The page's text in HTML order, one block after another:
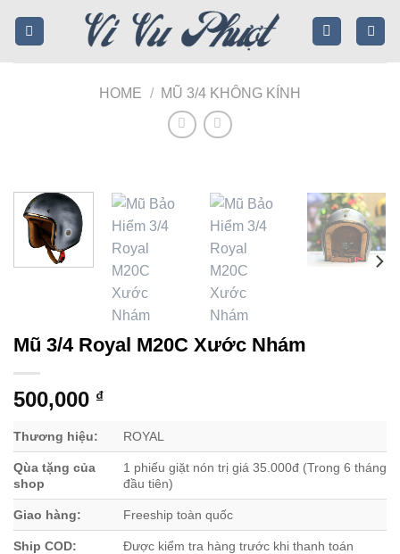
HOME / MŨ 3/4 KHÔNG KÍNH
Mũ 3/4 Royal M20C Xước Nhám
500,000 ₫
Thương hiệu: ROYAL
Qùa tặng của
shop
1 phiếu giặt nón trị giá 35.000đ (Trong 6 tháng
đầu tiên)
Giao hàng: Freeship toàn quốc
Ship COD: Được kiểm tra hàng trước khi thanh toán